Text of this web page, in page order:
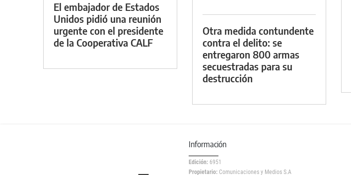
El embajador de Estados
Unidos pidió una reunión
urgente con el presidente
de la Cooperativa CALF
Otra medida contundente
contra el delito: se
entregaron 800 armas
secuestradas para su
destrucción
Información
Edición:6951
Propietario:Comunicaciones y Medios S.A